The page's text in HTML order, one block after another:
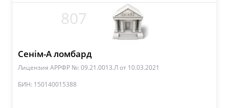
807
Сенім-А ломбард
Лицензия АРРФР №: 09.21.0013.Лот 10.03.2021
БИН: 150140015388